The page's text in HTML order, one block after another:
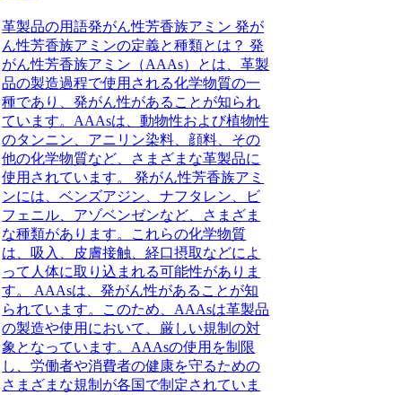
革製品の用語発がん性芳香族アミン 発が
ん性芳香族アミンの定義と種類とは？ 発
がん性芳香族アミン（AAAs）とは、革製
品の製造過程で使用される化学物質の一
種であり、発がん性があることが知られ
ています。AAAsは、動物性および植物性
のタンニン、アニリン染料、顔料、その
他の化学物質など、さまざまな革製品に
使用されています。 発がん性芳香族アミ
ンには、ベンズアジン、ナフタレン、ビ
フェニル、アゾベンゼンなど、さまざま
な種類があります。これらの化学物質
は、吸入、皮膚接触、経口摂取などによ
って人体に取り込まれる可能性がありま
す。 AAAsは、発がん性があることが知
られています。このため、AAAsは革製品
の製造や使用において、厳しい規制の対
象となっています。AAAsの使用を制限
し、労働者や消費者の健康を守るための
さまざまな規制が各国で制定されていま